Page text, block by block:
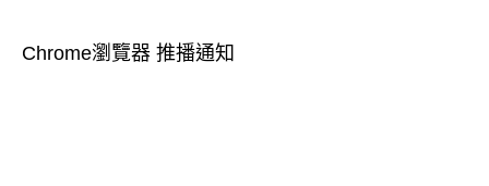
Chrome瀏覽器 推播通知